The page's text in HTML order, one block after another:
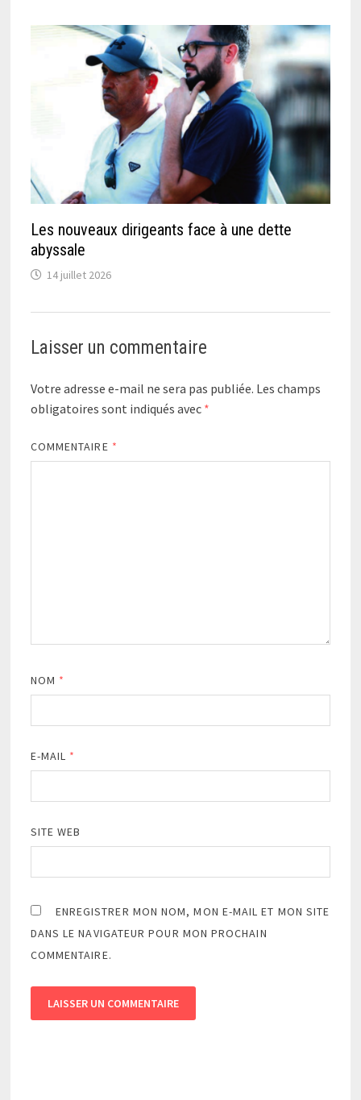
Les nouveaux dirigeants face à une dette
abyssale
14 juillet 2026
Laisser un commentaire
Votre adresse e-mail ne sera pas publiée. Les champs
obligatoires sont indiqués avec *
COMMENTAIRE *
NOM *
E-MAIL *
SITE WEB
ENREGISTRER MON NOM, MON E-MAIL ET MON SITE
DANS LE NAVIGATEUR POUR MON PROCHAIN
COMMENTAIRE.